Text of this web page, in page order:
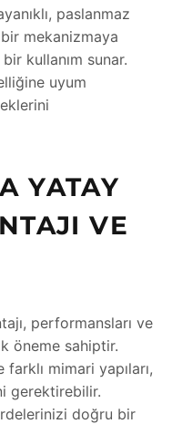
paslanmaz
mekanizmaya
kullanım sunar.
uyum
YATAY
VE
performansları ve
öneme sahiptir.
mimari yapıları,
gerektirebilir.
doğru bir